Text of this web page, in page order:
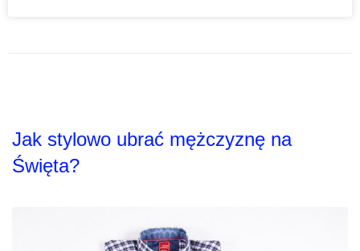
Jak stylowo ubrać mężczyznę na
Święta?